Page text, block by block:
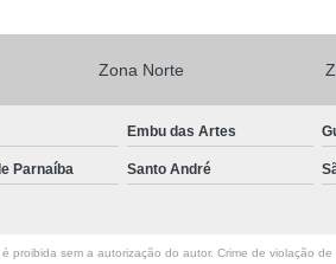
Zona Norte
Embu das Artes
Parnaíba Santo André
sem a autorização do autor. Crime de violação